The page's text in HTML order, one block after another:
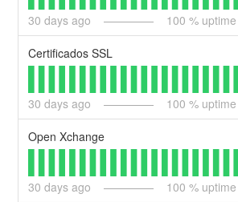
30 days ago 100 % uptime
Certificados SSL
30 days ago 100 % uptime
Open Xchange
30 days ago 100 % uptime